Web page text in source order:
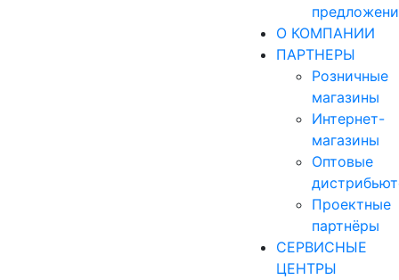
О КОМПАНИИ
ПАРТНЕРЫ
Розничные
магазины
Интернет-
магазины
Оптовые
Проектные
партнёры
СЕРВИСНЫЕ
ЦЕНТРЫ